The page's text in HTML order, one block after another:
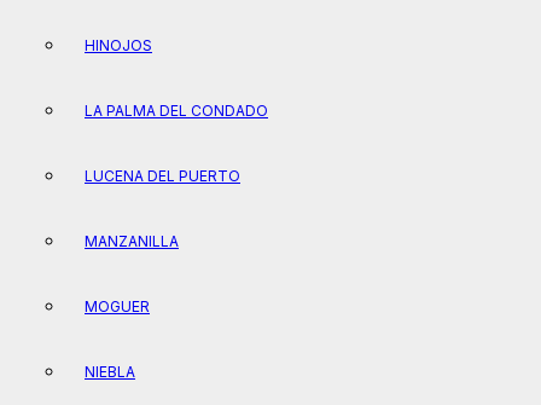
HINOJOS
LA PALMA DEL CONDADO
LUCENA DEL PUERTO
MANZANILLA
MOGUER
NIEBLA